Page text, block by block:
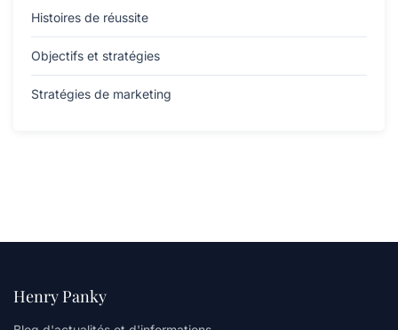
Histoires de réussite
Objectifs et stratégies
Stratégies de marketing
Henry Panky